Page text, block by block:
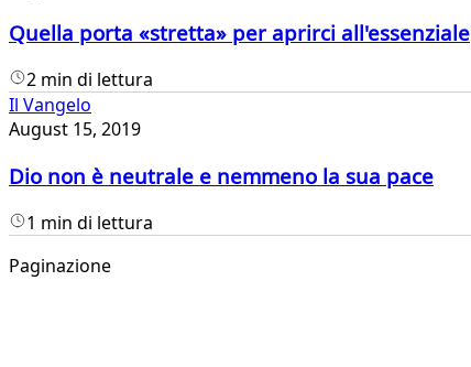
Quella porta «stretta» per aprirci all'essenziale
2 min di lettura
Il Vangelo
August 15, 2019
Dio non è neutrale e nemmeno la sua pace
1 min di lettura
Paginazione